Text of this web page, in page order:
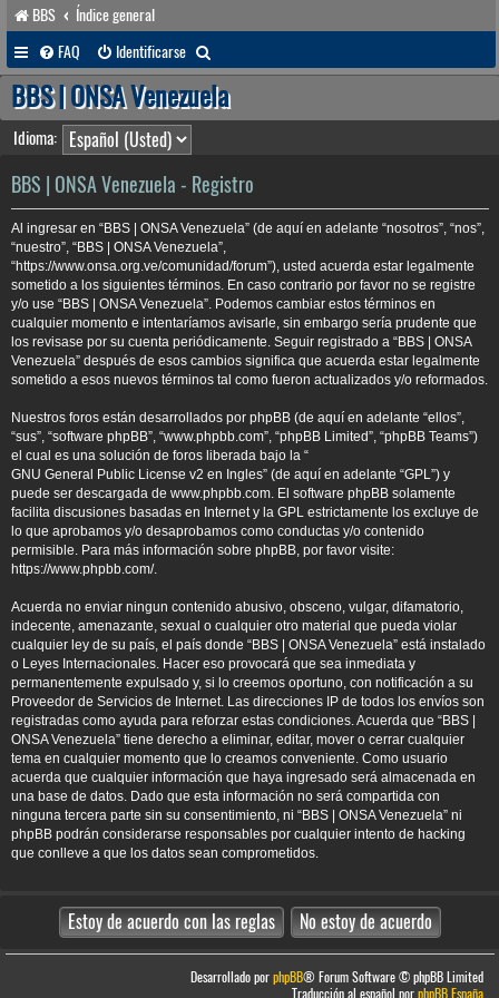
BBS
Índice general
FAQ
Identificarse
u
s
a
r
BBS | ONSA Venezuela
Idioma:
BBS | ONSA Venezuela - Registro
Al ingresar en “BBS | ONSA Venezuela” (de aquí en adelante “nosotros”, “nos”,
“nuestro”, “BBS | ONSA Venezuela”,
“https://www.onsa.org.ve/comunidad/forum”), usted acuerda estar legalmente
sometido a los siguientes términos. En caso contrario por favor no se registre
y/o use “BBS | ONSA Venezuela”. Podemos cambiar estos términos en
cualquier momento e intentaríamos avisarle, sin embargo sería prudente que
los revisase por su cuenta periódicamente. Seguir registrado a “BBS | ONSA
Venezuela” después de esos cambios significa que acuerda estar legalmente
sometido a esos nuevos términos tal como fueron actualizados y/o reformados.
Nuestros foros están desarrollados por phpBB (de aquí en adelante “ellos”,
“sus”, “software phpBB”, “www.phpbb.com”, “phpBB Limited”, “phpBB Teams”)
el cual es una solución de foros liberada bajo la “
GNU General Public License v2 en Ingles” (de aquí en adelante “GPL”) y
puede ser descargada de www.phpbb.com. El software phpBB solamente
facilita discusiones basadas en Internet y la GPL estrictamente los excluye de
lo que aprobamos y/o desaprobamos como conductas y/o contenido
permisible. Para más información sobre phpBB, por favor visite:
https://www.phpbb.com/.
Acuerda no enviar ningun contenido abusivo, obsceno, vulgar, difamatorio,
indecente, amenazante, sexual o cualquier otro material que pueda violar
cualquier ley de su país, el país donde “BBS | ONSA Venezuela” está instalado
o Leyes Internacionales. Hacer eso provocará que sea inmediata y
permanentemente expulsado y, si lo creemos oportuno, con notificación a su
Proveedor de Servicios de Internet. Las direcciones IP de todos los envíos son
registradas como ayuda para reforzar estas condiciones. Acuerda que “BBS |
ONSA Venezuela” tiene derecho a eliminar, editar, mover o cerrar cualquier
tema en cualquier momento que lo creamos conveniente. Como usuario
acuerda que cualquier información que haya ingresado será almacenada en
una base de datos. Dado que esta información no será compartida con
ninguna tercera parte sin su consentimiento, ni “BBS | ONSA Venezuela” ni
phpBB podrán considerarse responsables por cualquier intento de hacking
que conlleve a que los datos sean comprometidos.
Desarrollado porphpBB® Forum Software © phpBB Limited
Traducción al español porphpBB España